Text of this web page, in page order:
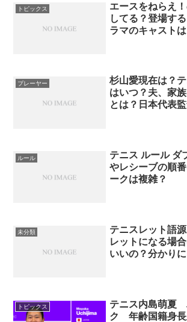
トピックス
エースをねらえ
してる？登場す
ラマのキャストは
プレーヤー
杉山愛現在は？
はいつ？夫、家
とは？日本代表
ルール
テニス ルール ダ
やレシーブの順
ークは複雑？
未分類
テニスレット語
レットになる場
いいの？分かり
トピックス
テニス内島萌夏
ク 年齢国籍身長